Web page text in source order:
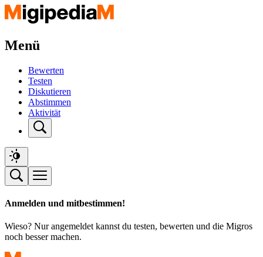
Menü
Bewerten
Testen
Diskutieren
Abstimmen
Aktivität
Anmelden und mitbestimmen!
Wieso? Nur angemeldet kannst du testen, bewerten und die Migros
noch besser machen.